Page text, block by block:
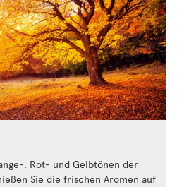
, Rot- und Gelbtönen der
Sie die frischen Aromen auf